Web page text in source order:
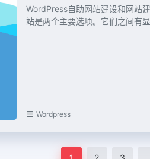
WordPress自助网站建设和网站
站是两个主要选项。它们之间有
Wordpress